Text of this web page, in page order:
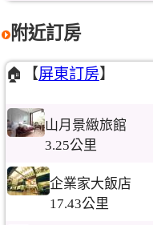
附近訂房
🏠【屏東訂房】
山月景緻旅館
3.25公里
企業家大飯店
17.43公里